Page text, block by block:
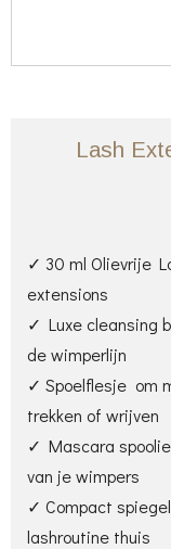
Lash
✓ 30 ml Olievrije
extensions
✓ Luxe cleansing
de wimperlijn
✓ Spoelflesje om
trekken of wrijven
✓ Mascara
van je wimpers
✓ Compact
lashroutine thuis